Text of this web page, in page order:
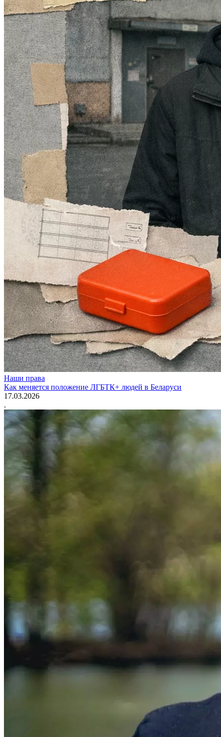
Наши права
Как меняется положение ЛГБТК+ людей в Беларуси
17.03.2026
.